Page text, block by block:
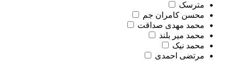
مترسک
محسن کامران جم
محمد مهدی صداقت
محمد میر بلند
محمد نیک
مرتضی احمدی